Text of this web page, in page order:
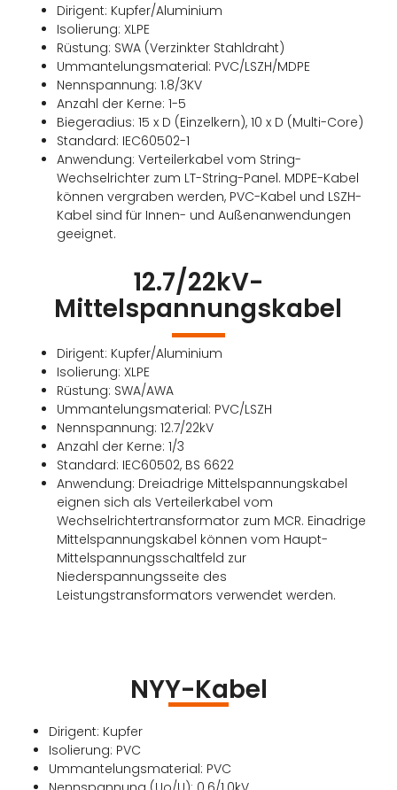
Dirigent: Kupfer/Aluminium
Isolierung: XLPE
Rüstung: SWA (Verzinkter Stahldraht)
Ummantelungsmaterial: PVC/LSZH/MDPE
Nennspannung: 1.8/3KV
Anzahl der Kerne: 1-5
Biegeradius: 15 x D (Einzelkern), 10 x D (Multi-Core)
Standard: IEC60502-1
Anwendung: Verteilerkabel vom String-
Wechselrichter zum LT-String-Panel. MDPE-Kabel
können vergraben werden, PVC-Kabel und LSZH-
Kabel sind für Innen- und Außenanwendungen
geeignet.
12.7/22kV-
Mittelspannungskabel
Dirigent: Kupfer/Aluminium
Isolierung: XLPE
Rüstung: SWA/AWA
Ummantelungsmaterial: PVC/LSZH
Nennspannung: 12.7/22kV
Anzahl der Kerne: 1/3
Standard: IEC60502, BS 6622
Anwendung: Dreiadrige Mittelspannungskabel
eignen sich als Verteilerkabel vom
Wechselrichtertransformator zum MCR. Einadrige
Mittelspannungskabel können vom Haupt-
Mittelspannungsschaltfeld zur
Niederspannungsseite des
Leistungstransformators verwendet werden.
NYY-Kabel
Dirigent: Kupfer
Isolierung: PVC
Ummantelungsmaterial: PVC